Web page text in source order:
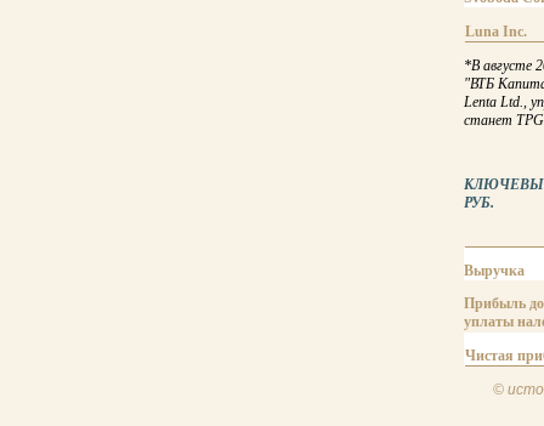
Luna Inc.
*В августе
"ВТБ
Lenta Ltd.,
станет TPG
КЛЮЧЕВЫЕ
РУБ.
Выручка
Прибыль до
уплаты
Чистая
©